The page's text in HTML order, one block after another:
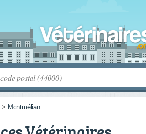
> Montmélian